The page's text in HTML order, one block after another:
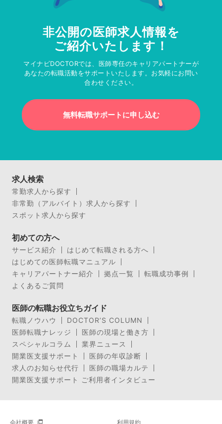
非公開の医師求人情報を
ご紹介いたします！
マイナビDOCTORでは、医師専任のキャリアパートナーが
あなたの転職活動をサポートいたします。お気軽にお問い
合わせください。
無料転職サポートに申し込む
求人検索
常勤求人から探す
非常勤（アルバイト）求人から探す
スポット求人から探す
初めての方へ
サービス紹介
はじめて転職される方へ
はじめての医師転職マニュアル
キャリアパートナー紹介
拠点一覧
転職成功事例
よくあるご質問
医師の転職お役立ちガイド
転職ノウハウ
DOCTOR’S COLUMN
医師転職ナレッジ
医師の現場と働き方
スペシャルコラム
業界ニュース
開業医支援サポート
医師の年収診断
求人のお知らせ代行
医師の職場カルテ
開業医支援サポート ご利用者インタビュー
会社概要 利用規約